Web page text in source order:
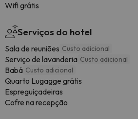
Wifi grátis
Serviços do hotel
Sala de reuniões Custo adicional
Serviço de lavanderia Custo adicional
Babá Custo adicional
Quarto Lugagge grátis
Espreguiçadeiras
Cofre na recepção